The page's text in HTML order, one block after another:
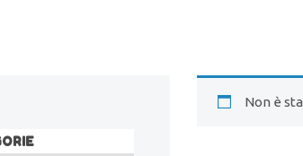
Non è